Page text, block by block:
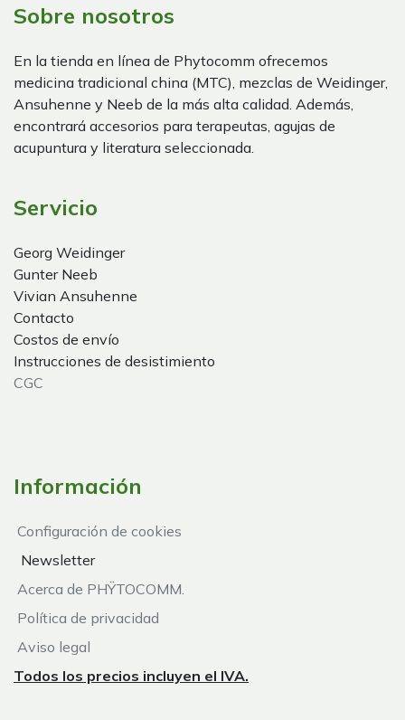
Sobre nosotros
En la tienda en línea de Phytocomm ofrecemos
medicina tradicional china (MTC), mezclas de Weidinger,
Ansuhenne y Neeb de la más alta calidad. Además,
encontrará accesorios para terapeutas, agujas de
acupuntura y literatura seleccionada.
Servicio
Georg Weidinger
Gunter Neeb
Vivian Ansuhenne
Contacto
Costos de envío
Instrucciones de desistimiento
CGC
Información
Configuración de cookies
Newsletter
Acerca de PHŸTOCOMM.
Política de privacidad
Aviso legal
Todos los precios incluyen el IVA.